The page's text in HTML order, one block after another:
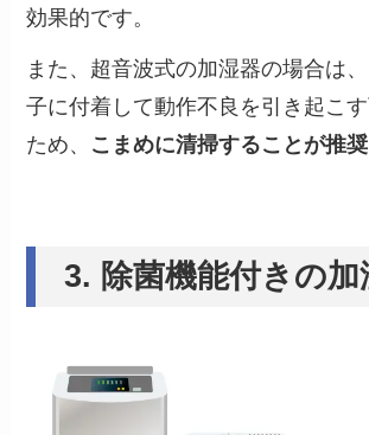
効果的です。
また、超音波式の加湿器の場合は
子に付着して動作不良を引き起こ
ため、 こまめに清掃することが推奨
3. 除菌機能付きの加